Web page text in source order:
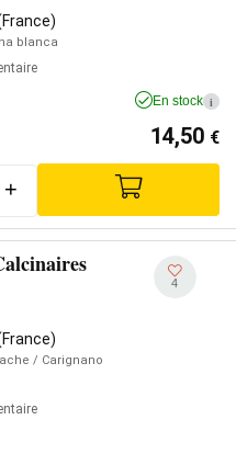
blanca
En stock i
14,50 €
+
/ Carignano
4